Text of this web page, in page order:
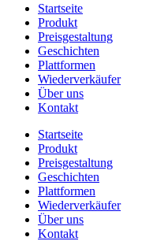
Startseite
Produkt
Preisgestaltung
Geschichten
Plattformen
Wiederverkäufer
Über uns
Kontakt
Startseite
Produkt
Preisgestaltung
Geschichten
Plattformen
Wiederverkäufer
Über uns
Kontakt